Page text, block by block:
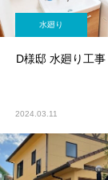
水廻り
D様邸 水廻り工事
2024.03.11